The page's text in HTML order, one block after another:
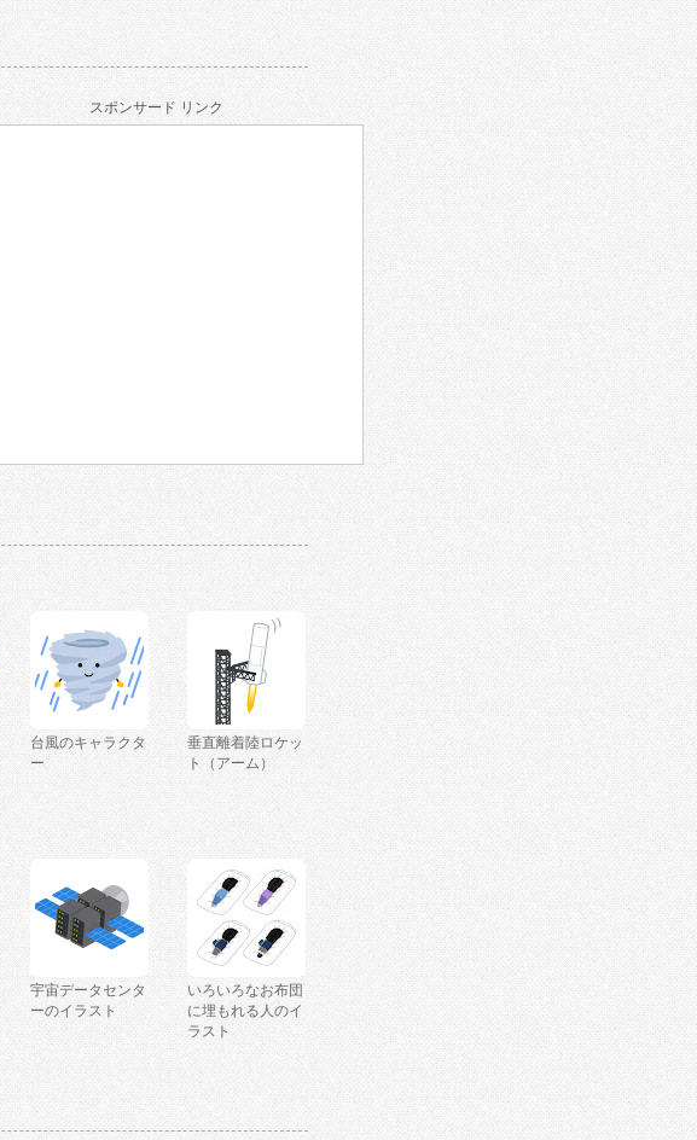
スポンサード リンク
台風のキャラクタ
ー
垂直離着陸ロケッ
ト（アーム）
宇宙データセンタ
ーのイラスト
いろいろなお布団
に埋もれる人のイ
ラスト